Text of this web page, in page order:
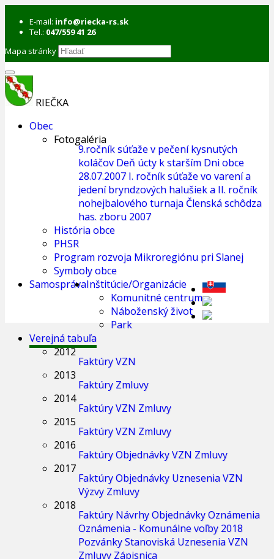
E-mail: info@riecka-rs.sk
Tel.: 047/559 41 26
Mapa stránky
RIEČKA
Obec
Fotogaléria
9.ročník súťaže v pečení kysnutých
koláčov Deň úcty k starším Dni obce
28.07.2007 I. ročník súťaže vo varení a
jedení bryndzových halušiek a II. ročník
nohejbalového turnaja Členská schôdza
has. zboru 2007
História obce
PHSR
Program rozvoja Mikroregiónu pri Slanej
Symboly obce
SamosprávaInštitúcie/Organizácie
Komunitné centrum
Náboženský život
Park
Verejná tabuľa
2012
FaktúryVZN
2013
Faktúry Zmluvy
2014
FaktúryVZN Zmluvy
2015
FaktúryVZN Zmluvy
2016
FaktúryObjednávkyVZN Zmluvy
2017
FaktúryObjednávky UzneseniaVZN
Výzvy Zmluvy
2018
Faktúry NávrhyObjednávkyOznámenia
Oznámenia - Komunálne voľby 2018
PozvánkyStanoviská UzneseniaVZN
Zmluvy Zápisnica